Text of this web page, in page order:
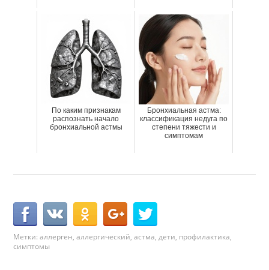
По каким признакам
распознать начало
бронхиальной астмы
Бронхиальная астма:
классификация недуга по
степени тяжести и
симптомам
Метки:аллерген,аллергический,астма,дети, профилактика,
симптомы